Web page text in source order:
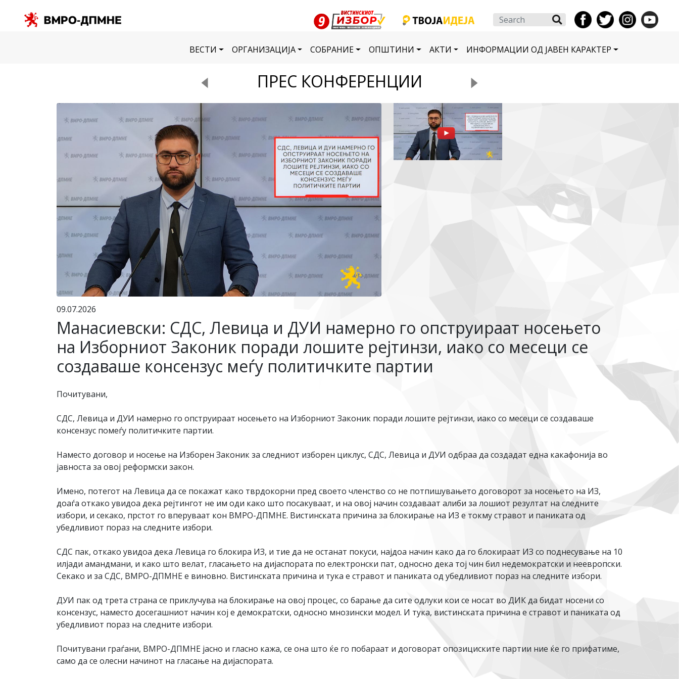
Search
ВЕСТИ ОРГАНИЗАЦИЈА СОБРАНИЕ ОПШТИНИ АКТИ ИНФОРМАЦИИ ОД ЈАВЕН КАРАКТЕР
ПРЕС КОНФЕРЕНЦИИ
09.07.2026
Манасиевски: СДС, Левица и ДУИ намерно го опструираат носењето
на Изборниот Законик поради лошите рејтинзи, иако со месеци се
создаваше консензус меѓу политичките партии
Почитувани,
СДС, Левица и ДУИ намерно го опструираат носењето на Изборниот Законик поради лошите рејтинзи, иако со месеци се создаваше
консензус помеѓу политичките партии.
Наместо договор и носење на Изборен Законик за следниот изборен циклус, СДС, Левица и ДУИ одбраа да создадат една какафонија во
јавноста за овој реформски закон.
Имено, потегот на Левица да се покажат како тврдокорни пред своето членство со не потпишувањето договорот за носењето на ИЗ,
доаѓа откако увидоа дека рејтингот не им оди како што посакуваат, и на овој начин создаваат алиби за лошиот резултат на следните
избори, и секако, прстот го вперуваат кон ВМРО-ДПМНЕ. Вистинската причина за блокирање на ИЗ е токму стравот и паниката од
убедливиот пораз на следните избори.
СДС пак, откако увидоа дека Левица го блокира ИЗ, и тие да не останат покуси, најдоа начин како да го блокираат ИЗ со поднесување на 10
илјади амандмани, и како што велат, гласањето на дијаспората по електронски пат, односно дека тој чин бил недемократски и неевропски.
Секако и за СДС, ВМРО-ДПМНЕ е виновно. Вистинската причина и тука е стравот и паниката од убедливиот пораз на следните избори.
ДУИ пак од трета страна се приклучува на блокирање на овој процес, со барање да сите одлуки кои се носат во ДИК да бидат носени со
консензус, наместо досегашниот начин кој е демократски, односно мнозински модел. И тука, вистинската причина е стравот и паниката од
убедливиот пораз на следните избори.
Почитувани граѓани, ВМРО-ДПМНЕ јасно и гласно кажа, се она што ќе го побараат и договорат опозициските партии ние ќе го прифатиме,
само да се олесни начинот на гласање на дијаспората.